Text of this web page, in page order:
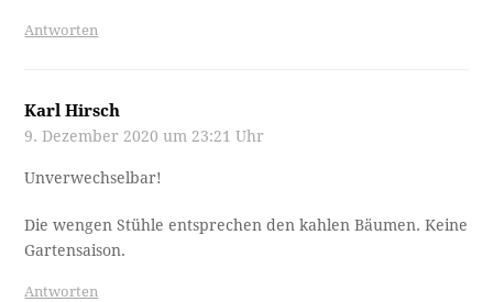
Antworten
Karl Hirsch
9. Dezember 2020 um 23:21 Uhr
Unverwechselbar!
Die wengen Stühle entsprechen den kahlen Bäumen. Keine
Gartensaison.
Antworten